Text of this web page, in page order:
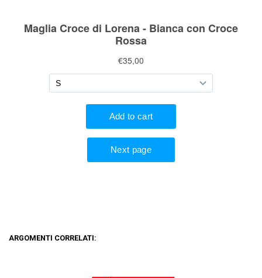
ARGOMENTI CORRELATI: